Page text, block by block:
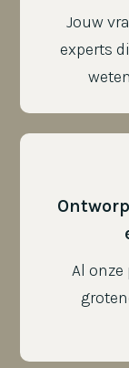
Jouw
experts
Al